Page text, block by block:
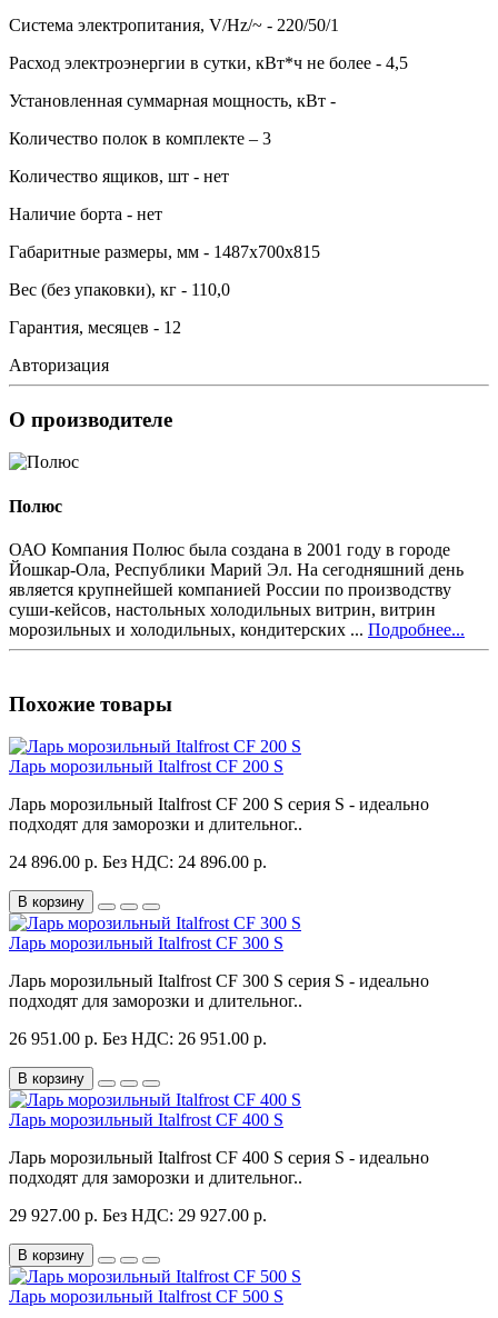
Система электропитания, V/Hz/~ - 220/50/1
Расход электроэнергии в сутки, кВт*ч не более - 4,5
Установленная суммарная мощность, кВт -
Количество полок в комплекте – 3
Количество ящиков, шт - нет
Наличие борта - нет
Габаритные размеры, мм - 1487х700х815
Вес (без упаковки), кг - 110,0
Гарантия, месяцев - 12
Авторизация
О производителе
Полюс
ОАО Компания Полюс была создана в 2001 году в городе
Йошкар-Ола, Республики Марий Эл. На сегодняшний день
является крупнейшей компанией России по производству
суши-кейсов, настольных холодильных витрин, витрин
морозильных и холодильных, кондитерских ... Подробнее...
Похожие товары
Ларь морозильный Italfrost CF 200 S
Ларь морозильный Italfrost CF 200 S серия S - идеально
подходят для заморозки и длительног..
24 896.00 р. Без НДС: 24 896.00 р.
В корзину
Ларь морозильный Italfrost CF 300 S
Ларь морозильный Italfrost CF 300 S серия S - идеально
подходят для заморозки и длительног..
26 951.00 р. Без НДС: 26 951.00 р.
В корзину
Ларь морозильный Italfrost CF 400 S
Ларь морозильный Italfrost CF 400 S серия S - идеально
подходят для заморозки и длительног..
29 927.00 р. Без НДС: 29 927.00 р.
В корзину
Ларь морозильный Italfrost CF 500 S